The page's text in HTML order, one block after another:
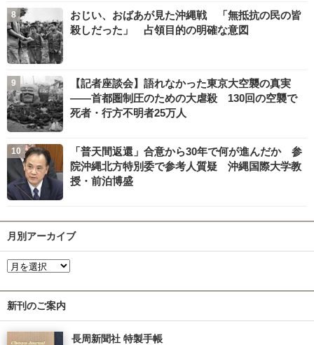
おじい、おばあが見た沖縄戦 「無抵抗の民の皆
殺しだった」 占領目的の明確な意図
【記者座談会】語れなかった東京大空襲の真実
――首都圏制圧のための大虐殺 130回の空襲で
死者・行方不明者25万人
「普天間返還」合意から30年で何が進んだか 参
院沖縄北方特別委で参考人質疑 沖縄国際大学教
授・前泊博盛
月別アーカイブ
新刊のご案内
長周新聞社 特製手帳